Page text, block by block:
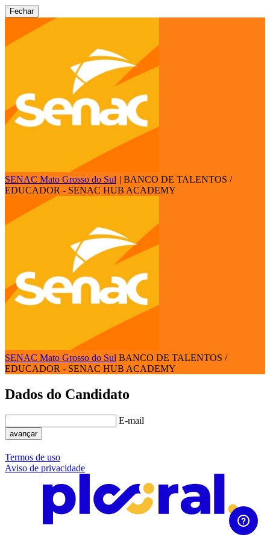
Fechar
SENAC Mato Grosso do Sul | BANCO DE TALENTOS /
EDUCADOR - SENAC HUB ACADEMY
SENAC Mato Grosso do Sul BANCO DE TALENTOS /
EDUCADOR - SENAC HUB ACADEMY
Dados do Candidato
E-mail
avançar
Termos de uso
Aviso de privacidade